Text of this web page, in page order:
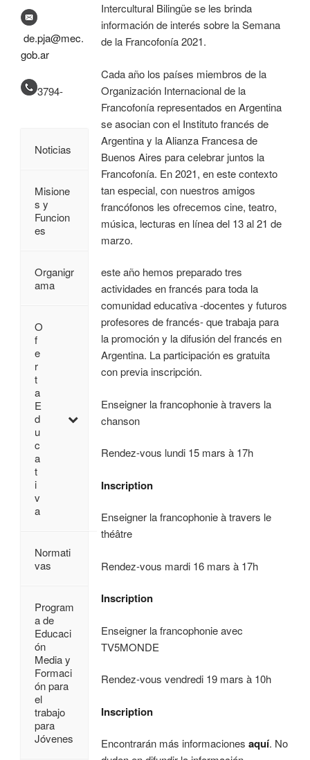
Intercultural Bilingüe se les brinda
información de interés sobre la Semana
de la Francofonía 2021.
Cada año los países miembros de la
Organización Internacional de la
Francofonía representados en Argentina
se asocian con el Instituto francés de
Argentina y la Alianza Francesa de
Buenos Aires para celebrar juntos la
Francofonía. En 2021, en este contexto
tan especial, con nuestros amigos
francófonos les ofrecemos cine, teatro,
música, lecturas en línea del 13 al 21 de
marzo.
este año hemos preparado tres
actividades en francés para toda la
comunidad educativa -docentes y futuros
profesores de francés- que trabaja para
la promoción y la difusión del francés en
Argentina. La participación es gratuita
con previa inscripción.
Enseigner la francophonie à travers la
chanson
Rendez-vous lundi 15 mars à 17h
Inscription
Enseigner la francophonie à travers le
théâtre
Rendez-vous mardi 16 mars à 17h
Inscription
Enseigner la francophonie avec
TV5MONDE
Rendez-vous vendredi 19 mars à 10h
Inscription
Encontrarán más informacionesaquí. No
de.pja@mec.
gob.ar
3794-
Noticias
Misione
s y
Funcion
es
Organigr
ama
O
f
e
r
t
a
E
d
u
c
a
t
i
v
a
Normati
vas
Program
a de
Educaci
ón
Media y
Formaci
ón para
el
trabajo
para
Jóvenes